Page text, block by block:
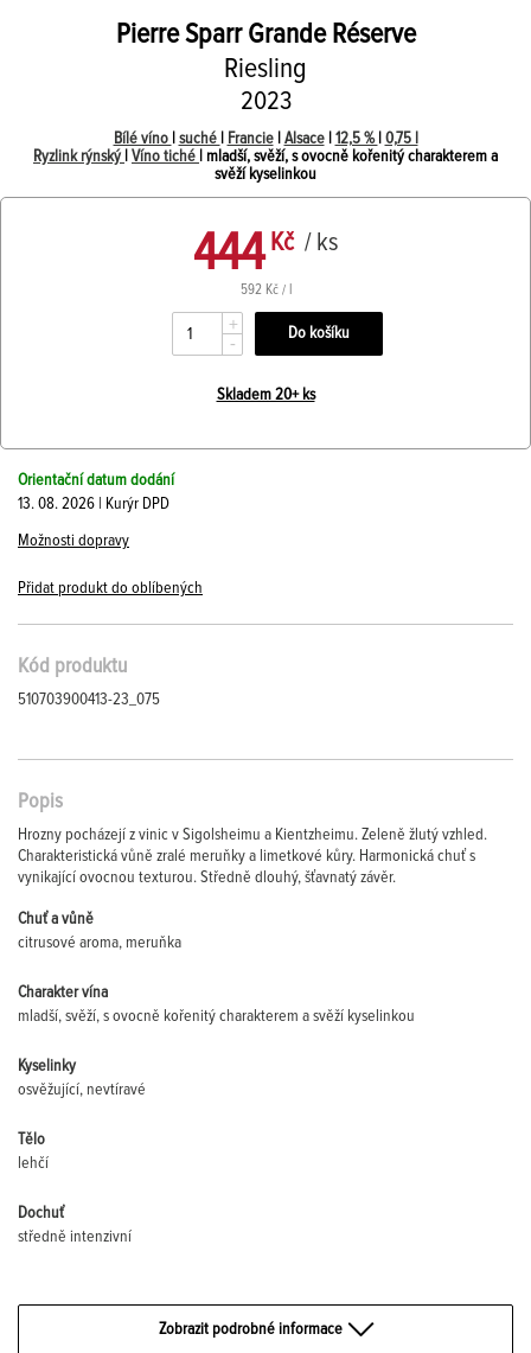
Pierre SparrGrande Réserve
Riesling
2023
Bílé víno suché Francie| Alsace| 12,5 % 0,75 l
Ryzlink rýnský Víno tiché
| mladší, svěží, s ovocně kořenitý charakterem a
svěží kyselinkou
444 Kč / ks
592 Kč / l
+
-
Skladem 20+ ks
Orientační datum dodání
13. 08. 2026 | Kurýr DPD
Možnosti dopravy
Přidat produkt do oblíbených
Kód produktu
510703900413-23_075
Popis
Hrozny pocházejí z vinic v Sigolsheimu a Kientzheimu. Zeleně žlutý vzhled.
Charakteristická vůně zralé meruňky a limetkové kůry. Harmonická chuť s
vynikající ovocnou texturou. Středně dlouhý, šťavnatý závěr.
Chuť a vůně
citrusové aroma, meruňka
Charakter vína
mladší, svěží, s ovocně kořenitý charakterem a svěží kyselinkou
Kyselinky
osvěžující, nevtíravé
Tělo
lehčí
Dochuť
středně intenzivní
Zobrazit podrobné informace